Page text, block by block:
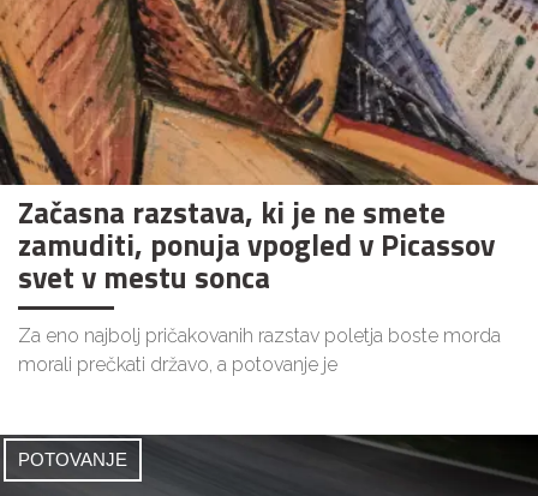
Začasna razstava, ki je ne smete
zamuditi, ponuja vpogled v Picassov
svet v mestu sonca
Za eno najbolj pričakovanih razstav poletja boste morda
morali prečkati državo, a potovanje je
POTOVANJE